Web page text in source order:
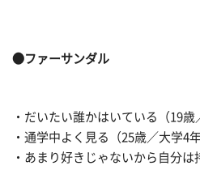
●ファーサンダル
・だいたい誰かはいている（19歳
・通学中よく見る（25歳／大学4年
・あまり好きじゃないから自分